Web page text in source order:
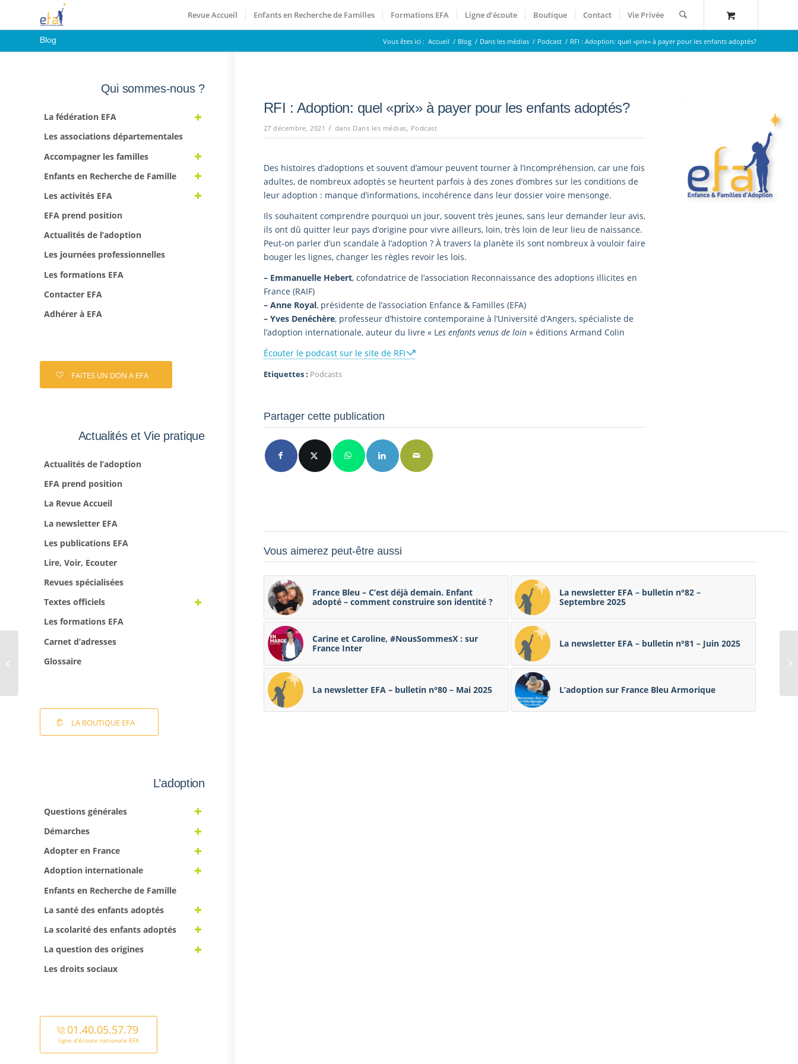
Revue Accueil Enfants en Recherche de Familles Formations EFA Ligne d’écoute Boutique Contact Vie Privée
Blog Vous êtes ici : Accueil / Blog / Dans les médias / Podcast / RFI : Adoption: quel «prix» à payer pour les enfants adoptés?
RFI : Adoption: quel «prix» à payer pour les enfants adoptés?
27 décembre, 2021 / dans Dans les médias, Podcast
Des histoires d’adoptions et souvent d’amour peuvent tourner à l’incompréhension, car une fois
adultes, de nombreux adoptés se heurtent parfois à des zones d’ombres sur les conditions de
leur adoption : manque d’informations, incohérence dans leur dossier voire mensonge.
Ils souhaitent comprendre pourquoi un jour, souvent très jeunes, sans leur demander leur avis,
ils ont dû quitter leur pays d’origine pour vivre ailleurs, loin, très loin de leur lieu de naissance.
Peut-on parler d’un scandale à l’adoption ? À travers la planète ils sont nombreux à vouloir faire
bouger les lignes, changer les règles revoir les lois.
– Emmanuelle Hebert, cofondatrice de l’association Reconnaissance des adoptions illicites en
France (RAIF)
– Anne Royal, présidente de l’association Enfance & Familles (EFA)
– Yves Denéchère, professeur d’histoire contemporaine à l’Université d’Angers, spécialiste de
l’adoption internationale, auteur du livre « L es enfants venus de loin» éditions Armand Colin
Écouter le podcast sur le site de RFI
Etiquettes : Podcasts
Partager cette publication
Vous aimerez peut-être aussi
France Bleu – C’est déjà demain. Enfant
adopté – comment construire son identité ?
La newsletter EFA – bulletin n°82 –
Septembre 2025
Carine et Caroline, #NousSommesX : sur
France Inter
La newsletter EFA – bulletin n°81 – Juin 2025
La newsletter EFA – bulletin n°80 – Mai 2025 L’adoption sur France Bleu Armorique
Qui sommes-nous ?
La fédération EFA
Les associations départementales
Accompagner les familles
Enfants en Recherche de Famille
Les activités EFA
EFA prend position
Actualités de l’adoption
Les journées professionnelles
Les formations EFA
Contacter EFA
Adhérer à EFA
FAITES UN DON A EFA
Actualités et Vie pratique
Actualités de l’adoption
EFA prend position
La Revue Accueil
La newsletter EFA
Les publications EFA
Lire, Voir, Ecouter
Revues spécialisées
Textes officiels
Les formations EFA
Carnet d’adresses
Glossaire
LA BOUTIQUE EFA
L’adoption
Questions générales
Démarches
Adopter en France
Adoption internationale
Enfants en Recherche de Famille
La santé des enfants adoptés
La scolarité des enfants adoptés
La question des origines
Les droits sociaux
01.40.05.57.79
ligne d’écoute nationale EFA
bulletin n°60 –